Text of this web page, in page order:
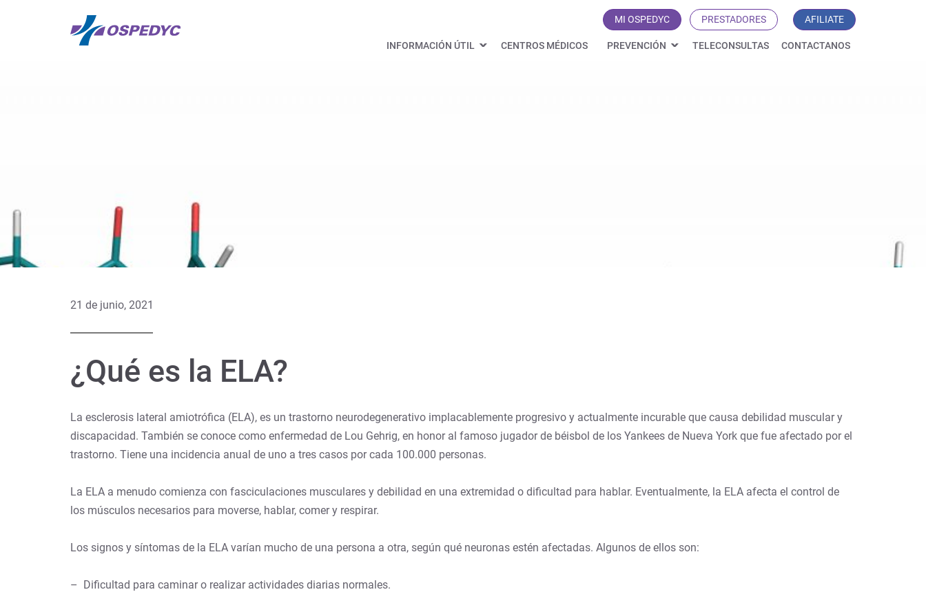
MI OSPEDYC PRESTADORES AFILIATE
INFORMACIÓN ÚTIL CENTROS MÉDICOS PREVENCIÓN TELECONSULTAS CONTACTANOS
21 de junio, 2021
¿Qué es la ELA?
La esclerosis lateral amiotrófica (ELA), es un trastorno neurodegenerativo implacablemente progresivo y actualmente incurable que causa debilidad muscular y
discapacidad. También se conoce como enfermedad de Lou Gehrig, en honor al famoso jugador de béisbol de los Yankees de Nueva York que fue afectado por el
trastorno. Tiene una incidencia anual de uno a tres casos por cada 100.000 personas.
La ELA a menudo comienza con fasciculaciones musculares y debilidad en una extremidad o dificultad para hablar. Eventualmente, la ELA afecta el control de
los músculos necesarios para moverse, hablar, comer y respirar.
Los signos y síntomas de la ELA varían mucho de una persona a otra, según qué neuronas estén afectadas. Algunos de ellos son:
– Dificultad para caminar o realizar actividades diarias normales.